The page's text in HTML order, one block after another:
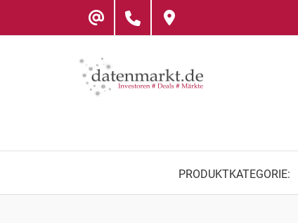
PRODUKTKATEGORIE: